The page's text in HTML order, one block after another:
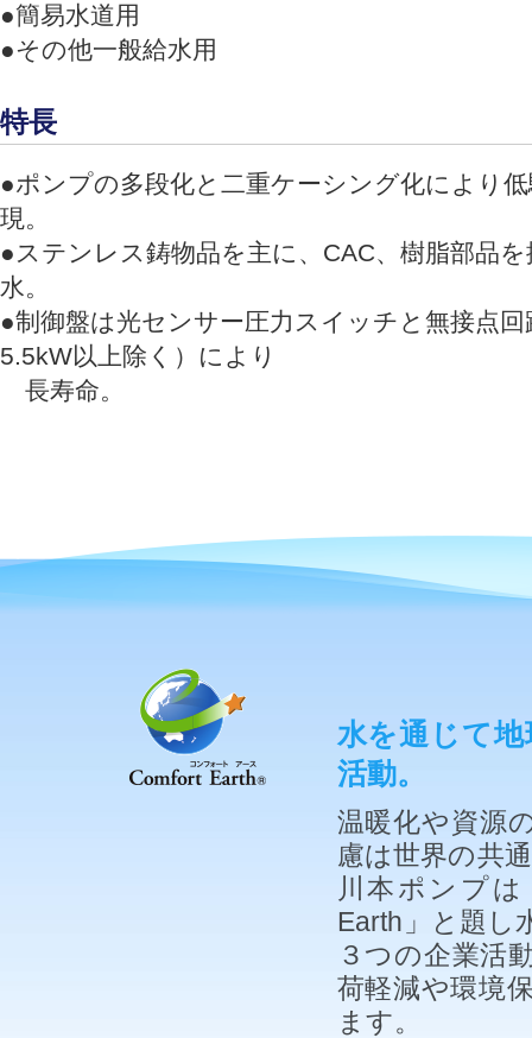
●簡易水道用
●その他一般給水用
特長
●ポンプの多段化と二重ケーシング化により
現。
●ステンレス鋳物品を主に、CAC、樹脂部品
水。
●制御盤は光センサー圧力スイッチと無接点回
5.5kW以上除く）により
長寿命。
水を通じて
活動。
温暖化や資源
慮は世界の共
川本ポンプ
Earth」と題し
３つの企業活
荷軽減や環境
ます。